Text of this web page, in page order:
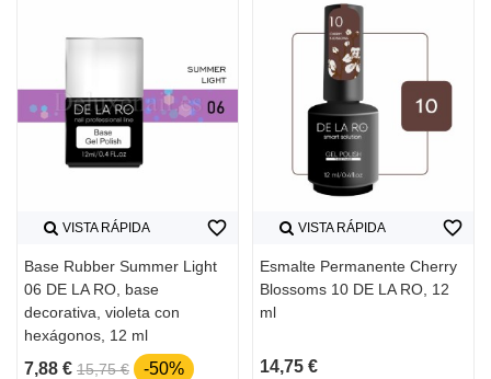
VISTA RÁPIDA
Base Rubber Summer Light
06 DE LA RO, base
decorativa, violeta con
hexágonos, 12 ml
7,88 € 15,75 € -50%
favorite_border VISTA RÁPIDA
Esmalte Permanente Cherry
Blossoms 10 DE LA RO, 12
ml
14,75 €
favorite_border